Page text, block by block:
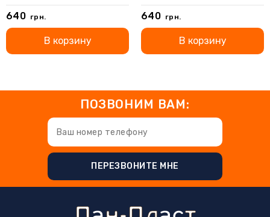
640 грн.
В корзину
640 грн.
В корзину
ПОЗВОНИМ ВАМ:
ПЕРЕЗВОНИТЕ МНЕ